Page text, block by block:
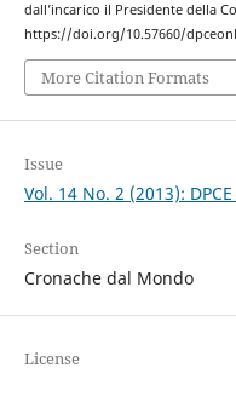
dall’incarico il Presidente della
https://doi.org/10.57660/
More Citation Formats
Issue
Vol. 14 No. 2 (2013):
Section
Cronache dal Mondo
License